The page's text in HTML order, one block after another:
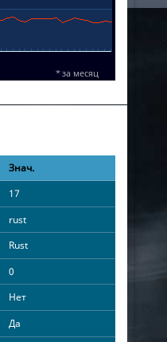
Знач.
17
rust
Rust
0
Нет
Да